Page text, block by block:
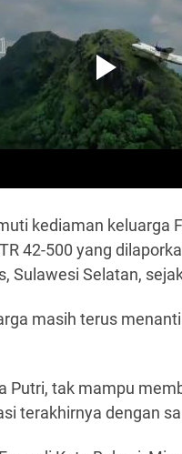
kediaman keluarga
42-500 yang
Sulawesi Selatan,
masih terus
Putri, tak mampu
terakhirnya dengan